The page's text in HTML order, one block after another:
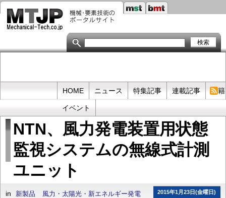
メ
イ
テ
HOME ニュース 特集記事 連載記事 書
イベント
NTN、風力発電装置用状態
監視システムの無線式計測
ユニット
2015年1月23日(金曜日)
in 新製品 風力・太陽光・新エネルギー発電